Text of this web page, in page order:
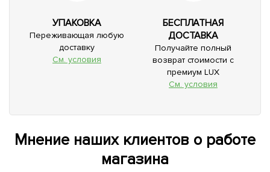
УПАКОВКА
Переживающая любую
доставку
См. условия
БЕСПЛАТНАЯ
ДОСТАВКА
Получайте полный
возврат стоимости с
премиум LUX
См. условия
Мнение наших клиентов о работе
магазина